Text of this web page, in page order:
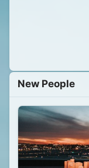
New People